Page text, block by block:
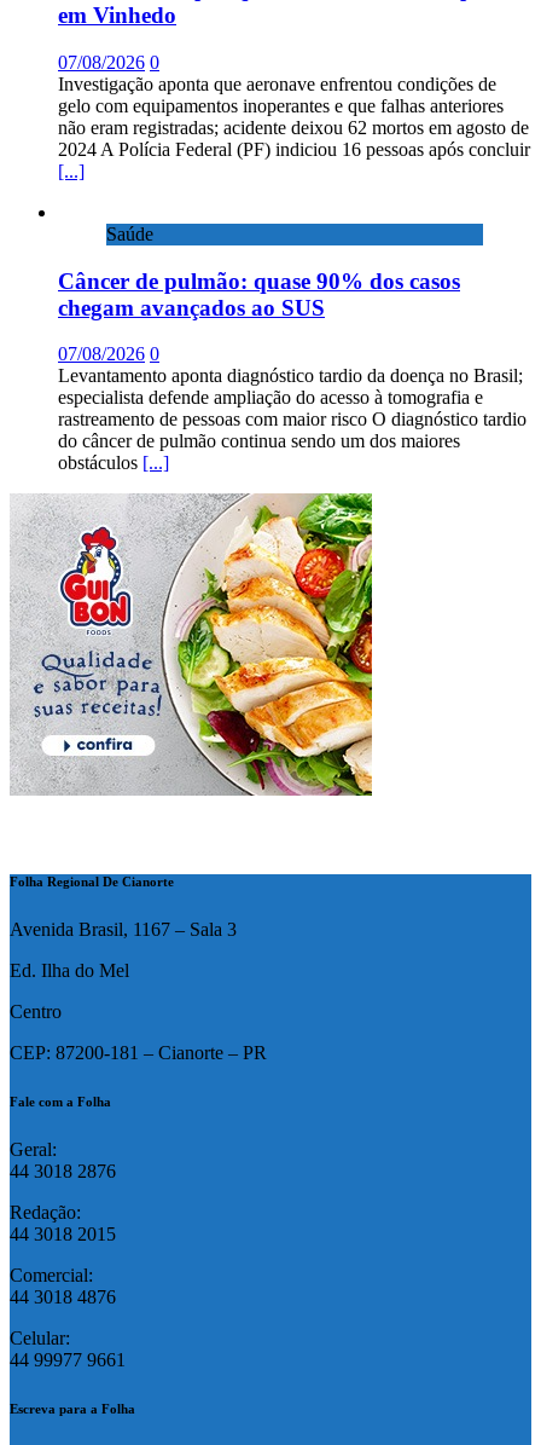
em Vinhedo
07/08/2026 0
Investigação aponta que aeronave enfrentou condições de
gelo com equipamentos inoperantes e que falhas anteriores
não eram registradas; acidente deixou 62 mortos em agosto de
2024 A Polícia Federal (PF) indiciou 16 pessoas após concluir
[...]
Saúde
Câncer de pulmão: quase 90% dos casos
chegam avançados ao SUS
07/08/2026 0
Levantamento aponta diagnóstico tardio da doença no Brasil;
especialista defende ampliação do acesso à tomografia e
rastreamento de pessoas com maior risco O diagnóstico tardio
do câncer de pulmão continua sendo um dos maiores
obstáculos [...]
Folha Regional De Cianorte
Avenida Brasil, 1167 – Sala 3
Ed. Ilha do Mel
Centro
CEP: 87200-181 – Cianorte – PR
Fale com a Folha
Geral:
44 3018 2876
Redação:
44 3018 2015
Comercial:
44 3018 4876
Celular:
44 99977 9661
Escreva para a Folha